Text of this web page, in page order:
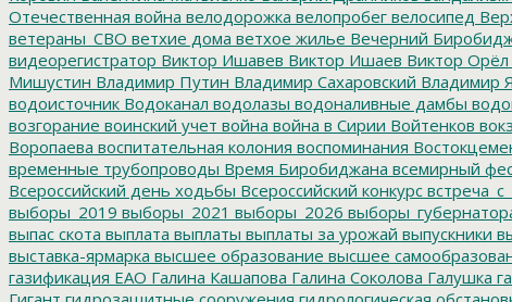
Отечественная война велодорожка велопробег велосипед
ветераны_СВО ветхие дома ветхое жилье Вечерний
видеорегистратор Виктор Ишавев Виктор Ишаев Виктор Орёл
Мишустин Владимир Путин Владимир Сахаровский Владимир
водоисточник Водоканал водолазы водоналивные дамбы
возгорание воинский учет война война в Сирии Войтенков
Воропаева воспитательная колония воспоминания
временные трубопроводы Время Биробиджана всемирный
Всероссийский день ходьбы Всероссийский конкурс
выборы_2019 выборы_2021 выборы_2026
выпас скота выплата выплаты выплаты за урожай выпускники
выставка-ярмарка высшее образование высшее
газификация ЕАО Галина Кашапова Галина Соколова Галушка